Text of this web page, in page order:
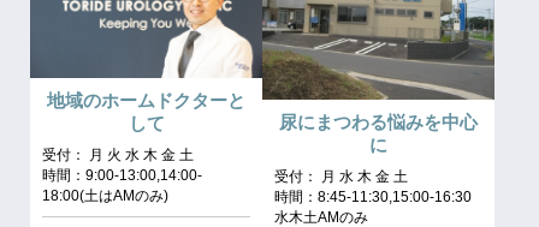
地域のホームドクターと
して
受付： 月 火 水 木 金 土
時間：9:00-13:00,14:00-
18:00(土はAMのみ)
尿にまつわる悩みを中心
に
受付： 月 水 木 金 土
時間：8:45-11:30,15:00-16:30
水木土AMのみ